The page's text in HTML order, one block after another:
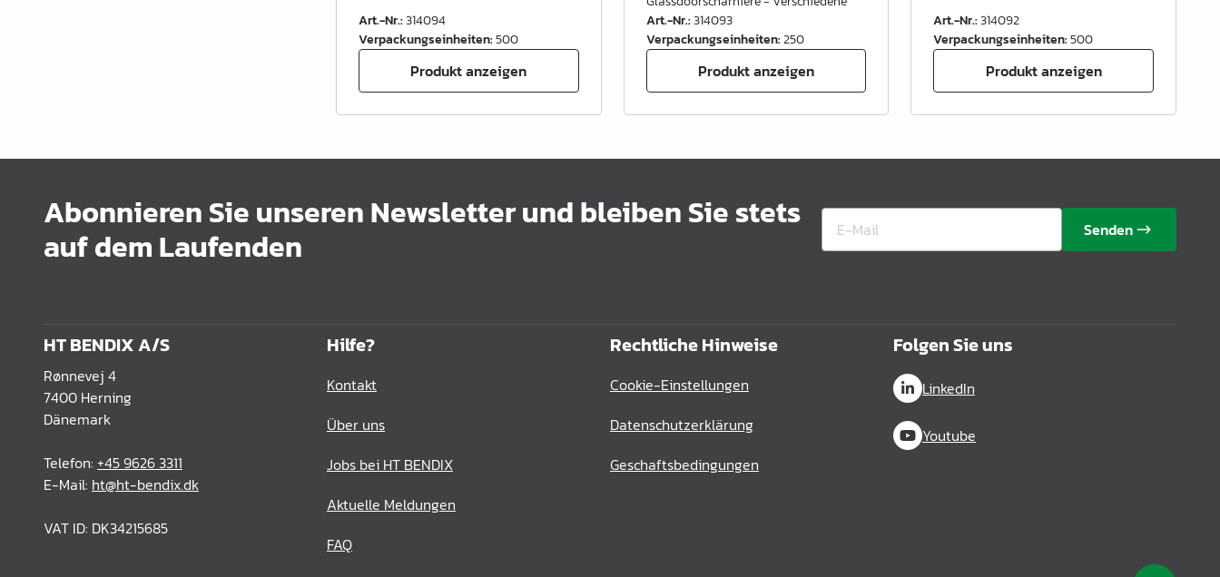
Art.-Nr.:314094
Verpackungseinheiten:500
Produkt anzeigen
Art.-Nr.:314093
Verpackungseinheiten:250
Produkt anzeigen
Art.-Nr.:314092
Verpackungseinheiten:500
Produkt anzeigen
Abonnieren Sie unseren Newsletter und bleiben Sie stets
auf dem Laufenden Senden
HT BENDIX A/S
Rønnevej 4
7400 Herning
Dänemark
Telefon: +45 9626 3311
E-Mail: ht@ht-bendix.dk
VAT ID: DK34215685
Hilfe?
Kontakt
Über uns
Jobs bei HT BENDIX
Aktuelle Meldungen
FAQ
Rechtliche Hinweise
Cookie-Einstellungen
Datenschutzerklärung
Geschaftsbedingungen
Folgen Sie uns
LinkedIn
Youtube